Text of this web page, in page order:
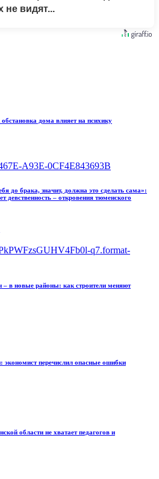
не видят...
дома влияет на психику
до брака, значит, должна это сделать сама»:
девственность – откровения тюменского
– в новые районы: как строители меняют
экономист перечислил опасные ошибки
области не хватает педагогов и